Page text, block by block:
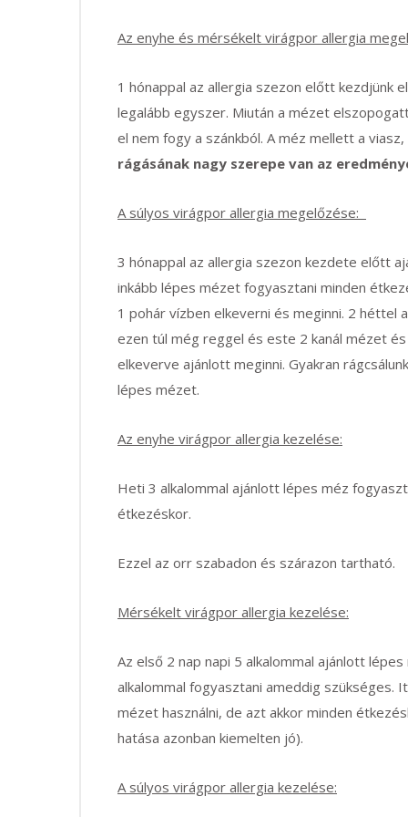
Az enyhe és mérsékelt virágpor allergia
1 hónappal az allergia szezon előtt kezdjünk
legalább egyszer. Miután a mézet
el nem fogy a szánkból. A méz mellett a viasz,
rágásának nagy szerepe van az
A súlyos virágpor allergia megelőzése:
3 hónappal az allergia szezon kezdete előtt
inkább lépes mézet fogyasztani minden
1 pohár vízben elkeverni és meginni. 2 héttel
ezen túl még reggel és este 2 kanál mézet
elkeverve ajánlott meginni. Gyakran
lépes mézet.
Az enyhe virágpor allergia kezelése:
Heti 3 alkalommal ajánlott lépes méz
étkezéskor.
Ezzel az orr szabadon és szárazon tartható.
Mérsékelt virágpor allergia kezelése:
Az első 2 nap napi 5 alkalommal ajánlott
alkalommal fogyasztani ameddig szükséges.
mézet használni, de azt akkor minden
hatása azonban kiemelten jó).
A súlyos virágpor allergia kezelése: